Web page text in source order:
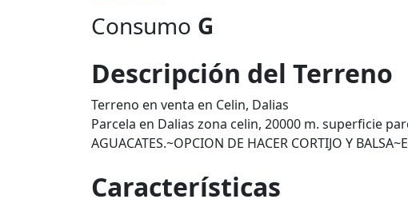
Consumo G
Descripción del Terreno
Terreno en venta en Celin, Dalias
Parcela en Dalias zona celin, 20000 m. superficie
AGUACATES.~OPCION DE HACER CORTIJO Y
Características